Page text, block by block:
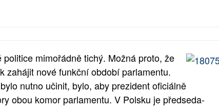
mimořádně tichý. Možná proto, že
zahájit nové funkční období parlamentu.
nutno učinit, bylo, aby prezident oficiálně
obou komor parlamentu. V Polsku je předseda-